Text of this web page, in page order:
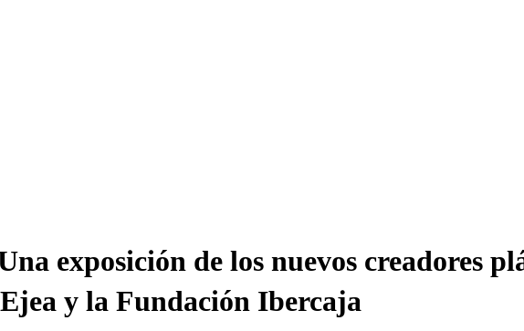
exposición de los nuevos creadores
y la Fundación Ibercaja